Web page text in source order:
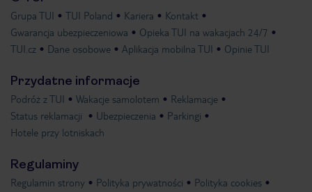
Grupa TUI TUI Poland Kariera
Kontakt
Gwarancja ubezpieczeniowa
Opieka TUI na wakacjach 24/7
TUI.cz
Dane osobowe Aplikacja mobilna TUI Opinie TUI
Przydatne informacje
Podróż z TUI Wakacje samolotem
Reklamacje
Status reklamacji
Ubezpieczenia
Parkingi
Hotele przy lotniskach
Regulaminy
Regulamin strony Polityka prywatności
Polityka cookies